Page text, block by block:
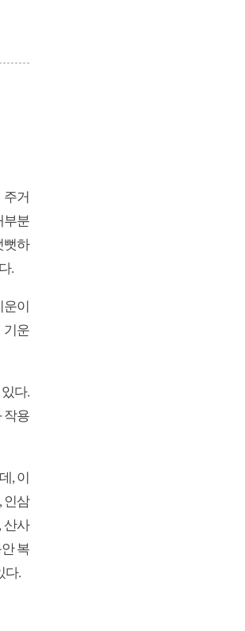
거
부분
뻣하
.
운이
기운
다.
작용
, 이
인삼
산사
복
다.